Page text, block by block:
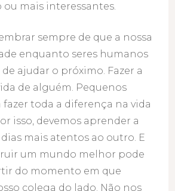
ou mais interessantes.
sempre de que a nossa
enquanto seres humanos
ajudar o próximo. Fazer a
de alguém. Pequenos
toda a diferença na vida
isso, devemos aprender a
mais atentos ao outro. E
um mundo melhor pode
do momento em que
colega do lado. Não nos